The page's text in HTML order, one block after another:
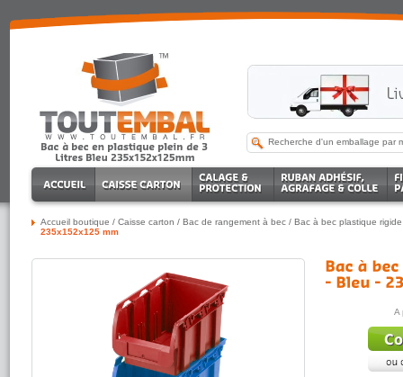
Accueil boutique / Caisse carton / Bac de rangement à bec / Bac à bec plastique rigide
235x152x125 mm
A